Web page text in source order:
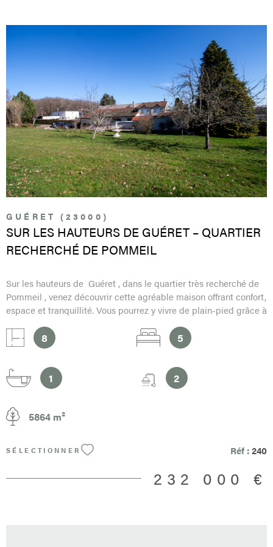
GUÉRET (23000)
SUR LES HAUTEURS DE GUÉRET – QUARTIER
RECHERCHÉ DE POMMEIL
Sur les hauteurs de Guéret , dans le quartier très recherché de
Pommeil , venez découvrir cette agréable maison offrant confort,
espace et tranquillité. Vous pourrez y vivre de plain-pied grâce à
comprend une cuisine, un salon-séjour chaleureux avec
cheminée, trois chambres, une salle d’eau ainsi qu’une salle de
accueillent, dont une avec accès à une terrasse, ainsi qu’une
salle d’eau, idéale pour recevoir famille et amis ou aménager un
une mezzanine au-dessus offrant un bel espace de rangement
clos et sans vis-à-vis, vous garantit calme et intimité. Une partie
du terrain étant constructible, de nombreux projets peuvent y
investissement futur. À proximité immédiate des services et
8 5
1 2
5864 m²
SÉLECTIONNER Réf :240
232 000 €
VOIR LE BIEN
RÉFÉRENCE
CRITÈRES SUPPLÉMENTAIRES
Piscine
Parking
Terrasse
RECHERCHER